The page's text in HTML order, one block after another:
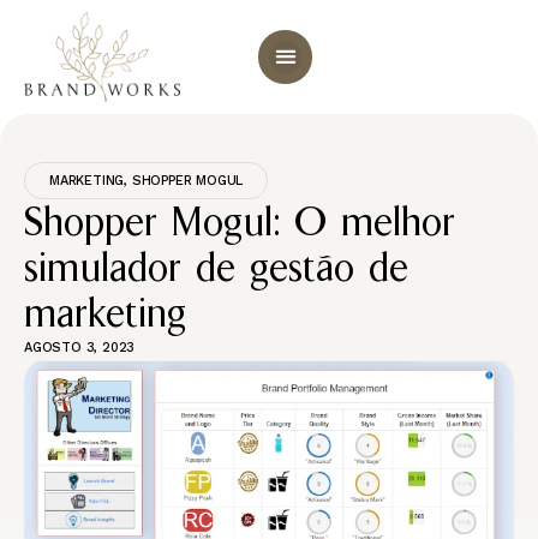
MARKETING, SHOPPER MOGUL
Shopper Mogul: O melhor
simulador de gestão de
marketing
AGOSTO 3, 2023